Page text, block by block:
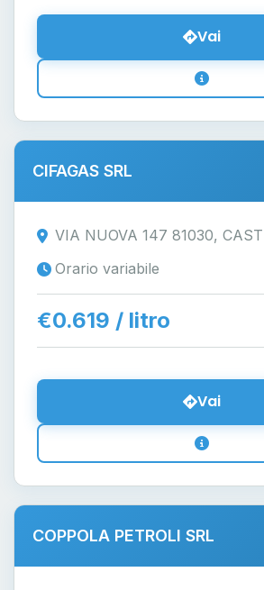
Vai
CIFAGAS SRL
VIA NUOVA 147 81030,
Orario variabile
€0.619 / litro
Vai
COPPOLA PETROLI SRL